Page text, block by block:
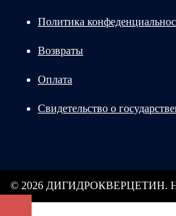
Политика
Возвраты
Оплата
Свидетельство о
© 2026 ДИГИДРОКВЕРЦЕТИН.